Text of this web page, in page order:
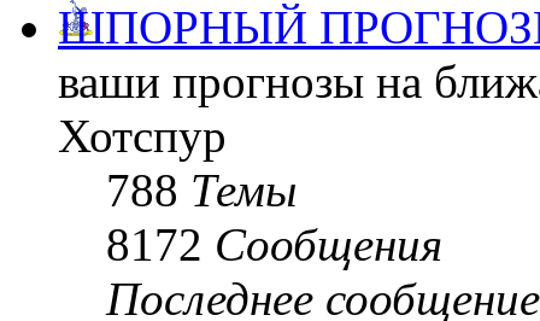
ШПОРНЫЙ
ваши прогнозы на
Хотспур
788 Темы
8172 Сообщения
Последнее сообщение